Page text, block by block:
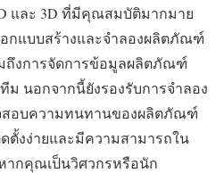
และ 3D ที่มีคุณสมบัติมากมาย
กแบบสร้างและจำลองผลิตภัณฑ์
ถึงการจัดการข้อมูลผลิตภัณฑ์
ม นอกจากนี้ยังรองรับการจำลอง
สอบความทนทานของผลิตภัณฑ์
ตั้งง่ายและมีความสามารถใน
ากคุณเป็นวิศวกรหรือนัก